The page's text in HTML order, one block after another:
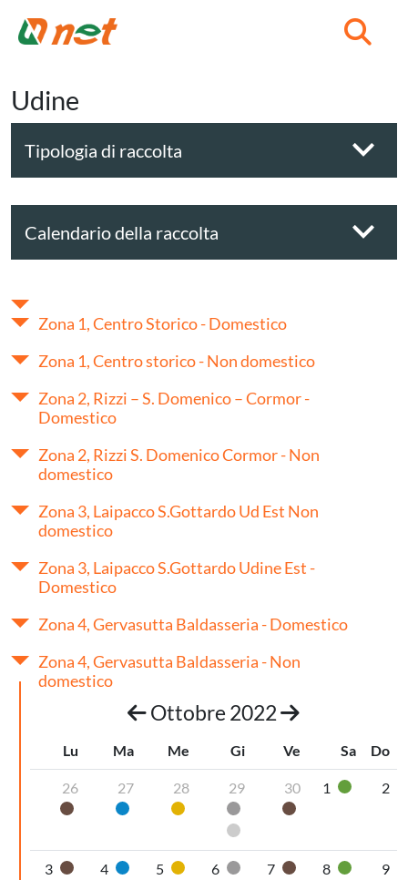
Udine
Tipologia di raccolta
Calendario della raccolta
Zona 1, Centro Storico - Domestico
Zona 1, Centro storico - Non domestico
Zona 2, Rizzi – S. Domenico – Cormor -
Domestico
Zona 2, Rizzi S. Domenico Cormor - Non
domestico
Zona 3, Laipacco S.Gottardo Ud Est Non
domestico
Zona 3, Laipacco S.Gottardo Udine Est -
Domestico
Zona 4, Gervasutta Baldasseria - Domestico
Zona 4, Gervasutta Baldasseria - Non
domestico
Ottobre 2022
Lu Ma Me Gi Ve Sa Do
26
Organico umido
27
Carta
28
Plastica
29
Secco non riciclabile
Pannolini-pannoloni
30
Organico umido
1 Vetro2
3 Organico umido
4 Carta
5 Plastica
6
Secco non riciclabile
7 Organico umido
8 Vetro9